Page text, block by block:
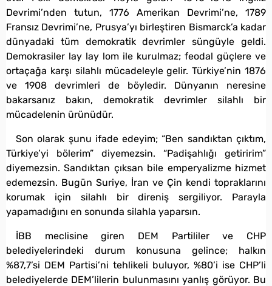
Devrimi’nden tutun, 1776 Amerikan Devrimi’ne, 1789
Fransız Devrimi’ne, Prusya’yı birleştiren Bismarck’a kadar
dünyadaki tüm demokratik devrimler süngüyle geldi.
Demokrasiler lay lay lom ile kurulmaz; feodal güçlere ve
ortaçağa karşı silahlı mücadeleyle gelir. Türkiye’nin 1876
ve 1908 devrimleri de böyledir. Dünyanın neresine
bakarsanız bakın, demokratik devrimler silahlı bir
mücadelenin ürünüdür.
Son olarak şunu ifade edeyim; “Ben sandıktan çıktım,
Türkiye’yi bölerim” diyemezsin. “Padişahlığı getiririm”
diyemezsin. Sandıktan çıksan bile emperyalizme hizmet
edemezsin. Bugün Suriye, İran ve Çin kendi topraklarını
korumak için silahlı bir direniş sergiliyor. Parayla
yapamadığını en sonunda silahla yaparsın.
İBB meclisine giren DEM Partililer ve CHP
belediyelerindeki durum konusuna gelince; halkın
%87,7’si DEM Partisi’ni tehlikeli buluyor, %80’i ise CHP’li
belediyelerde DEM’lilerin bulunmasını yanlış görüyor. Bu